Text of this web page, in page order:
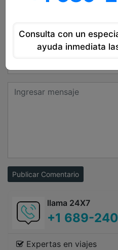
Publicar Comentario
llama 24X7
+1 689-
Expertas en viajes
Consulta con un
ayuda inmediata